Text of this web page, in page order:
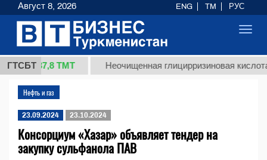
ГТСБТ
(кг.) 37,8 ТМТ Неочищенная глицирризиновая
Нефть и газ
23.09.2024 23.10.2024
Консорциум «Хазар» объявляет тендер на
закупку сульфанола ПАВ
Август 8, 2026 ENG TM РУС